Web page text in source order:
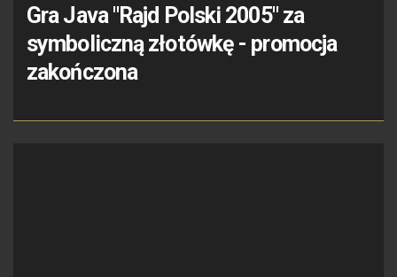
Gra Java "Rajd Polski 2005" za
symboliczną złotówkę - promocja
zakończona